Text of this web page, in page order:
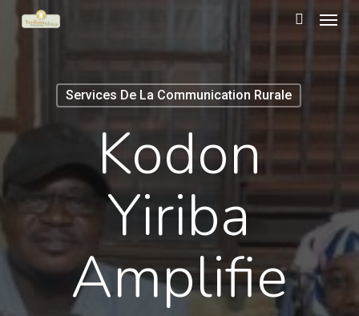
Skip
main
Services De La Communication Rurale
Kodon
Yiriba
Amplifie